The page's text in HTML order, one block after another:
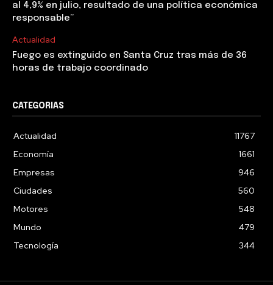
al 4,9% en julio, resultado de una política económica
responsable”
Actualidad
Fuego es extinguido en Santa Cruz tras más de 36
horas de trabajo coordinado
CATEGORIAS
Actualidad
11767
Economía
1661
Empresas
946
Ciudades
560
Motores
548
Mundo
479
Tecnología
344